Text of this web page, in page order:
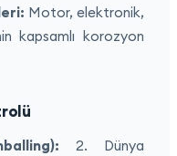
Motor, elektronik,
kapsamlı korozyon
2. Dünya